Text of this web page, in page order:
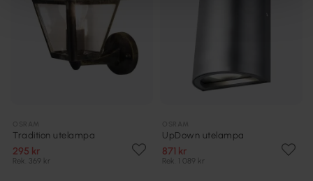
Tradition utelampa
295 kr
Rek. 369 kr
UpDown utelampa
871 kr
Rek. 1 089 kr